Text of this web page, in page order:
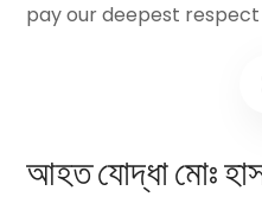
pay our deepest
আহত যোদ্ধা মোঃ